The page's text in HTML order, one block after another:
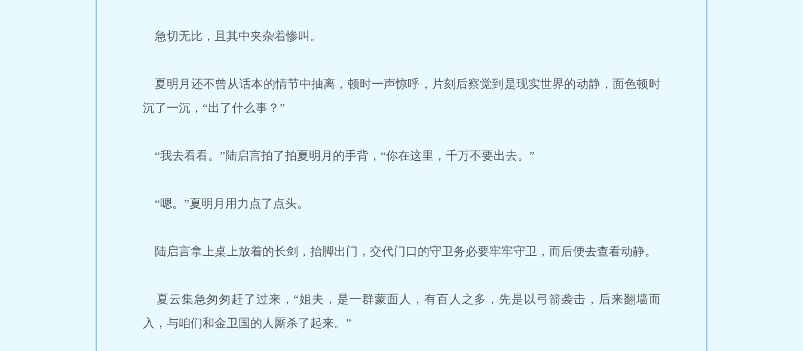
急切无比，且其中夹杂着惨叫。
夏明月还不曾从话本的情节中抽离，顿时一声惊呼，片刻后察觉到是现实世界的动静，面色顿时
沉了一沉，“出了什么事？”
“我去看看。”陆启言拍了拍夏明月的手背，“你在这里，千万不要出去。”
“嗯。”夏明月用力点了点头。
陆启言拿上桌上放着的长剑，抬脚出门，交代门口的守卫务必要牢牢守卫，而后便去查看动静。
夏云集急匆匆赶了过来，“姐夫，是一群蒙面人，有百人之多，先是以弓箭袭击，后来翻墙而
入，与咱们和金卫国的人厮杀了起来。”